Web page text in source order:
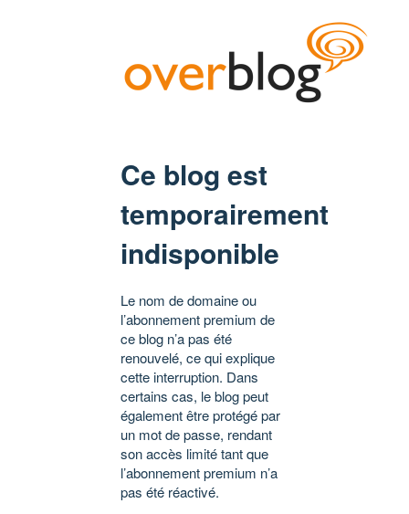
Ce blog est
temporairement
indisponible
Le nom de domaine ou
l’abonnement premium de
ce blog n’a pas été
renouvelé, ce qui explique
cette interruption. Dans
certains cas, le blog peut
également être protégé par
un mot de passe, rendant
son accès limité tant que
l’abonnement premium n’a
pas été réactivé.